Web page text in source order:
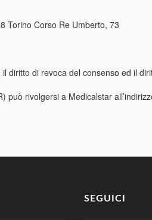
Torino Corso Re Umberto, 73
di revoca del consenso ed il
rivolgersi a Medicalstar
SEGUICI